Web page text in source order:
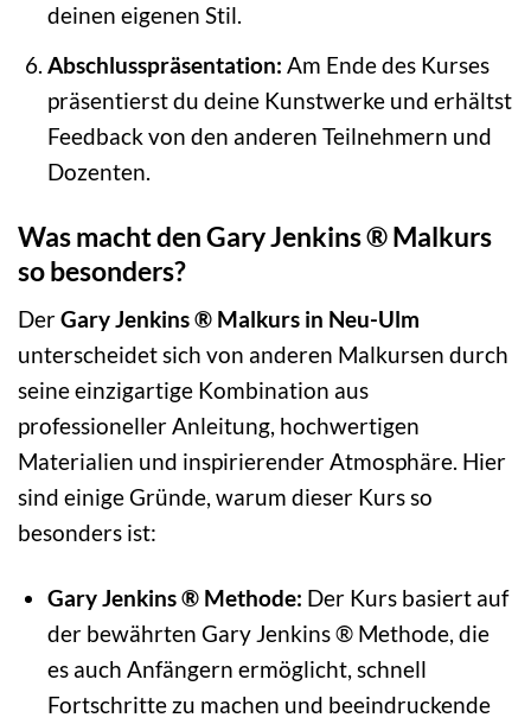
deinen eigenen Stil.
Abschlusspräsentation: Am Ende des Kurses
präsentierst du deine Kunstwerke und erhältst
Feedback von den anderen Teilnehmern und
Dozenten.
Was macht den Gary Jenkins ® Malkurs
so besonders?
DerGary Jenkins ® Malkurs in Neu-Ulm
unterscheidet sich von anderen Malkursen durch
seine einzigartige Kombination aus
professioneller Anleitung, hochwertigen
Materialien und inspirierender Atmosphäre. Hier
sind einige Gründe, warum dieser Kurs so
besonders ist:
Gary Jenkins ® Methode: Der Kurs basiert auf
der bewährten Gary Jenkins ® Methode, die
es auch Anfängern ermöglicht, schnell
Fortschritte zu machen und beeindruckende